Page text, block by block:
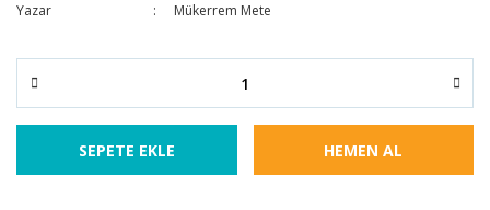
Yazar Mükerrem Mete
SEPETE EKLE HEMEN AL